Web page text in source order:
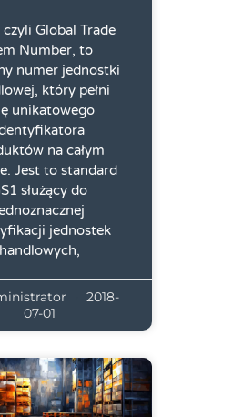
czyli Global Trade
Number, to
numer jednostki
który pełni
unikatowego
na całym
Jest to standard
służący do
jednostek
handlowych,
2018-
07-01